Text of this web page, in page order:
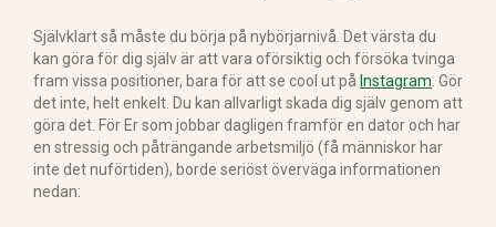
Självklart så måste du börja på nybörjarnivå. Det värsta du
kan göra för dig själv är att vara oförsiktig och försöka tvinga
fram vissa positioner, bara för att se cool ut på Instagram. Gör
det inte, helt enkelt. Du kan allvarligt skada dig själv genom att
göra det. För Er som jobbar dagligen framför en dator och har
en stressig och påträngande arbetsmiljö (få människor har
inte det nuförtiden), borde seriöst överväga informationen
nedan: